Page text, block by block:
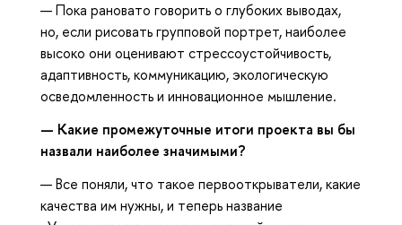
— Пока рановато говорить о глубоких выводах,
но, если рисовать групповой портрет, наиболее
высоко они оценивают стрессоустойчивость,
адаптивность, коммуникацию, экологическую
осведомленность и инновационное мышление.
— Какие промежуточные итоги проекта вы бы
назвали наиболее значимыми?
— Все поняли, что такое первооткрыватели, какие
качества им нужны, и теперь название